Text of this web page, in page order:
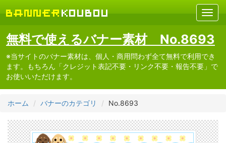
無料で使えるバナー素材 No.8693
※当サイトのバナー素材は、個人・商用問わず全て無料で利用でき
ます。もちろん「クレジット表記不要・リンク不要・報告不要」で
お使いいただけます。
ホーム バナーのカテゴリ No.8693